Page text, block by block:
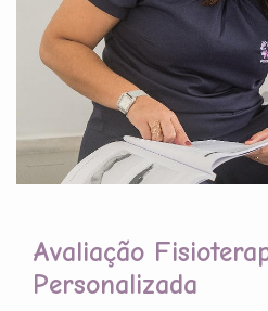
Avaliação
Personalizada